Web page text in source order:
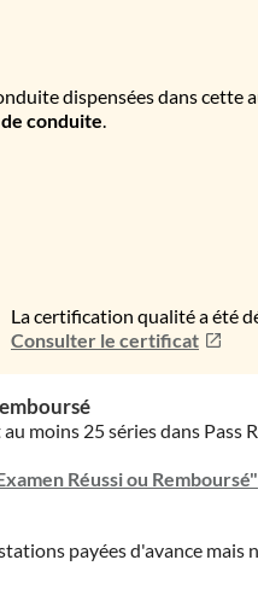
dispensées dans
conduite.
La certification qualité a été
Consulter le certificat
moins 25 séries dans
Réussi ou Remboursé"
payées d'avance mais